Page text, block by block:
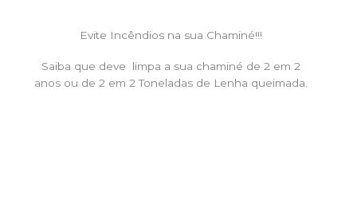
Evite Incêndios na sua Chaminé!!!
Saiba que deve limpa a sua chaminé de 2 em 2
anos ou de 2 em 2 Toneladas de Lenha queimada.